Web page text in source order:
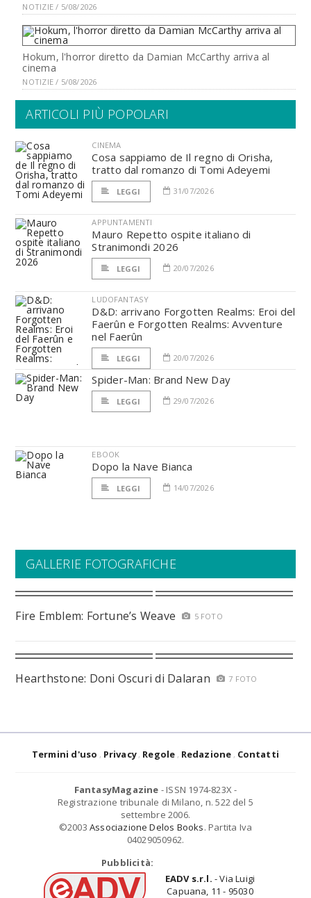
NOTIZIE / 5/08/2026
Hokum, l'horror diretto da Damian McCarthy arriva al
cinema
NOTIZIE / 5/08/2026
ARTICOLI PIÙ POPOLARI
CINEMA
Cosa sappiamo de Il regno di Orisha,
tratto dal romanzo di Tomi Adeyemi
LEGGI 31/07/2026
APPUNTAMENTI
Mauro Repetto ospite italiano di
Stranimondi 2026
LEGGI 20/07/2026
LUDOFANTASY
D&D: arrivano Forgotten Realms: Eroi del
Faerûn e Forgotten Realms: Avventure
nel Faerûn
LEGGI 20/07/2026
Spider-Man: Brand New Day
LEGGI 29/07/2026
EBOOK
Dopo la Nave Bianca
LEGGI 14/07/2026
GALLERIE FOTOGRAFICHE
Fire Emblem: Fortune’s Weave 5 FOTO
Hearthstone: Doni Oscuri di Dalaran 7 FOTO
Termini d'uso Privacy Regole Redazione Contatti
FantasyMagazine - ISSN 1974-823X -
Registrazione tribunale di Milano, n. 522 del 5
settembre 2006.
©2003 Associazione Delos Books. Partita Iva
04029050962.
Pubblicità:
EADV s.r.l. - Via Luigi
Capuana, 11 - 95030